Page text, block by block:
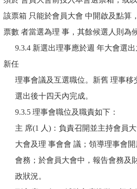
該票箱 只能於會員大會 中開啟及點算
票數 者當選為理 事，其餘候選人則為
9.3.4 新選出理事應於週 年大會選出
新任
理事會議及互選職位。新舊 理事移
選出後十四天內完成。
9.3.5 理事會職位及職責如下：
主 席(1 人)：負責召開並主持會員大
大會及理 事會會 議；領導理事會開
會務；於會員大會中，報告會務及
政狀況。